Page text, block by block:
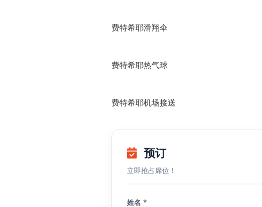
费特希耶滑翔伞
费特希耶热气球
费特希耶机场接送
预订
立即抢占席位！
姓名 *